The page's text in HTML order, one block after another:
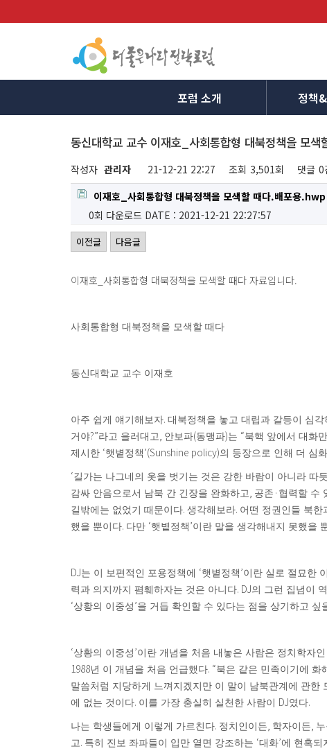
포럼 소개 정책
동신대학교 교수 이재호_사회통합형 대북정책을 모색
작성자 관리자 21-12-21 22:27 조회 3,501회 댓글 0
이재호_사회통합형 대북정책을 모색할 때다.배포용.hwp
0회 다운로드 DATE : 2021-12-21 22:27:57
이전글 다음글
이재호_사회통합형 대북정책을 모색할 때다 자료입니다.
사회통합형 대북정책을 모색할 때다
동신대학교 교수 이재호
아주 쉽게 얘기해보자. 대북정책을 놓고 대립과 갈등이 심각
거야?”라고 을러대고, 안보파(동맹파)는 “북핵 앞에서 대화
제시한 ‘햇볕정책 ’(Sunshine policy)의 등장으로 인해 더 심
‘길가는 나그네의 옷을 벗기는 것은 강한 바람이 아니라 따
감싸 안음으로서 남북 간 긴장을 완화하고, 공존 · 협력할 수
길밖에는 없었기 때문이다. 생각해보라. 어떤 정권인들 북한
했을 뿐이다. 다만 ‘햇볕정책 ’이란 말을 생각해내지 못했을
DJ는 이 보편적인 포용정책에 ‘햇볕정책 ’이란 실로 절묘한
력과 의지까지 폄훼하자는 것은 아니다. DJ의 그런 집념이
‘상황의 이중성 ’을 거듭 확인할 수 있다는 점을 상기하고 싶
‘상황의 이중성 ’이란 개념을 처음 내놓은 사람은 정치학자인
1988년 이 개념을 처음 언급했다. “북은 같은 민족이기에 화
말씀처럼 지당하게 느껴지겠지만 이 말이 남북관계에 관한
에 없는 것이다. 이를 가장 충실히 실천한 사람이 DJ였다.
나는 학생들에게 이렇게 가르친다. 정치인이든, 학자이든,
고. 특히 진보 좌파들이 입만 열면 강조하는 ‘대화’에 현혹되